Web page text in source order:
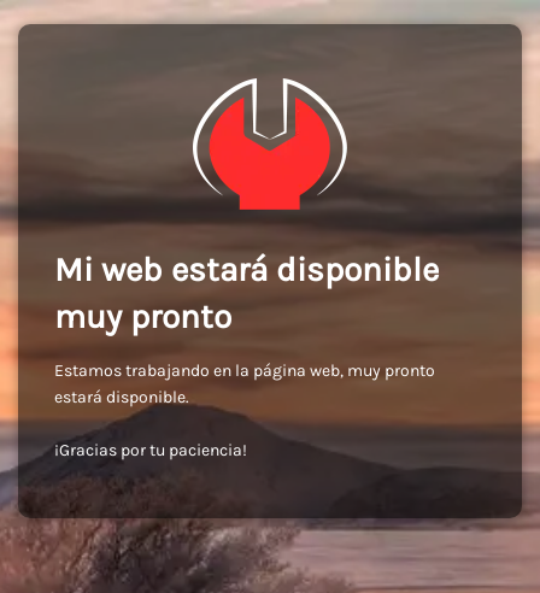
Mi web estará disponible
muy pronto
Estamos trabajando en la página web, muy pronto
estará disponible.
¡Gracias por tu paciencia!